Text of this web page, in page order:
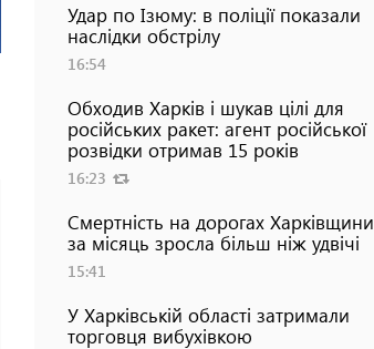
Удар по Ізюму: в поліції показали
наслідки обстрілу
16:54
Обходив Харків і шукав цілі для
російських ракет: агент російської
розвідки отримав 15 років
16:23
Смертність на дорогах Харківщини
за місяць зросла більш ніж удвічі
15:41
У Харківській області затримали
торговця вибухівкою